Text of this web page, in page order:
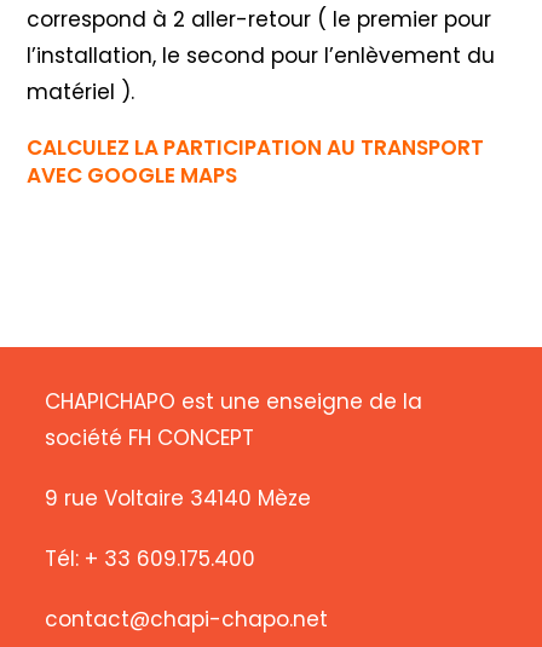
correspond à 2 aller-retour ( le premier pour
l’installation, le second pour l’enlèvement du
matériel ).
CALCULEZ LA PARTICIPATION AU TRANSPORT
AVEC GOOGLE MAPS
CHAPICHAPO est une enseigne de la
société FH CONCEPT
9 rue Voltaire 34140 Mèze
Tél: + 33 609.175.400
contact@chapi-chapo.net